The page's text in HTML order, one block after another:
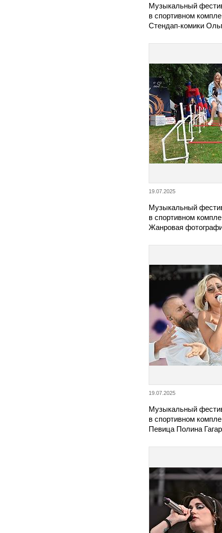
Музыкальный
в спортивном
Стендап-комики
19.07.2025
Музыкальный
в спортивном
Жанровая
19.07.2025
Музыкальный
в спортивном
Певица Полина